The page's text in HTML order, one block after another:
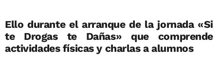
Ello durante el arranque de la jornada «Si
te Drogas te Dañas» que comprende
actividades físicas y charlas a alumnos